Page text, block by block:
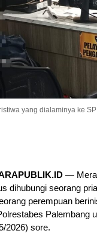
yang dialaminya ke
—
dihubungi seorang
perempuan
Palembang
2026) sore.